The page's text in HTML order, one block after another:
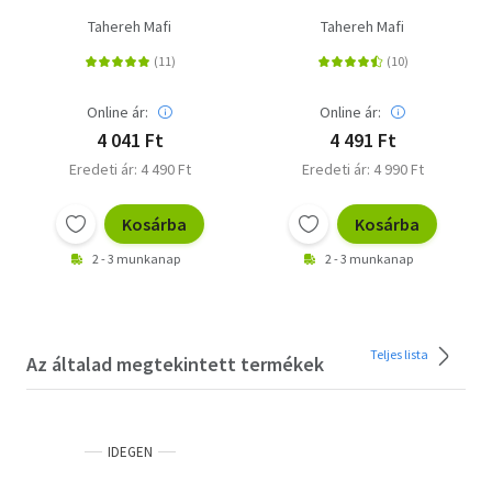
Tahereh Mafi
Online ár:
4 041 Ft
Eredeti ár: 4 490 Ft
Kosárba
2 - 3 munkanap
Tahereh Mafi
Online ár:
4 491 Ft
Eredeti ár: 4 990 Ft
Kosárba
2 - 3 munkanap
Az általad megtekintett termékek Teljes lista
IDEGEN